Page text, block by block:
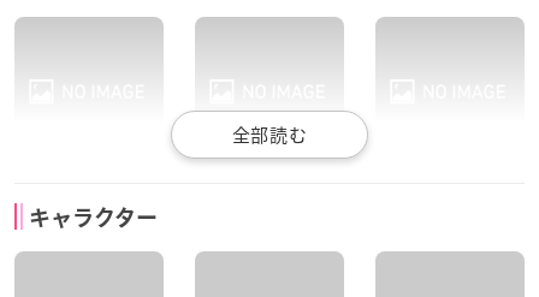
ロザリア
キャラクター